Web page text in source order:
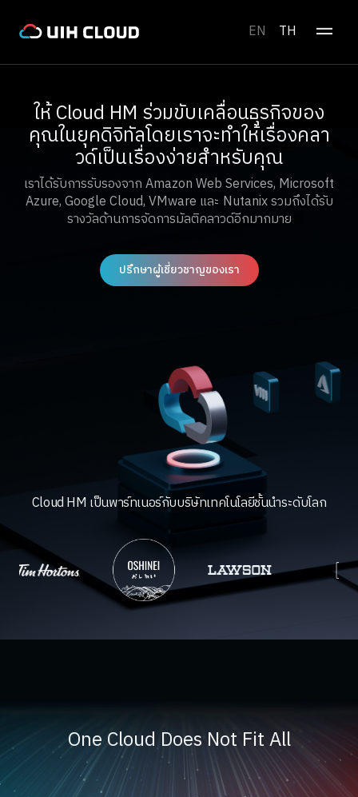
EN TH
ให้ Cloud HM ร่วมขับเคลื่อนธุรกิจของ
คุณในยุคดิจิทัลโดยเราจะทำให้เรื่องคลา
วด์เป็นเรื่องง่ายสำหรับคุณ
เราได้รับการรับรองจาก Amazon Web Services, Microsoft
Azure, Google Cloud, VMware และ Nutanix รวมถึงได้รับ
รางวัลด้านการจัดการมัลติคลาวด์อีกมากมาย
ปรึกษาผู้เชี่ยวชาญของเรา
Cloud HM เป็นพาร์ทเนอร์กับบริษัทเทคโนโลยีชั้นนำระดับโลก
One Cloud Does Not Fit All